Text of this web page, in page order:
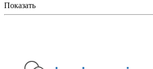
Показать